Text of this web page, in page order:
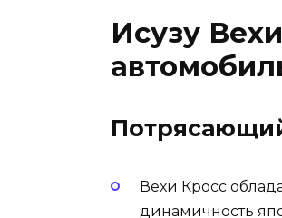
Исузу
Вехи Кросс
динамичность